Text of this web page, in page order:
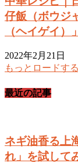
仔飯（ボウジ
（ヘイゲイ）
2022年2月21日
もっとロードする
最近の記事
ネギ油香る上
れ」を試して